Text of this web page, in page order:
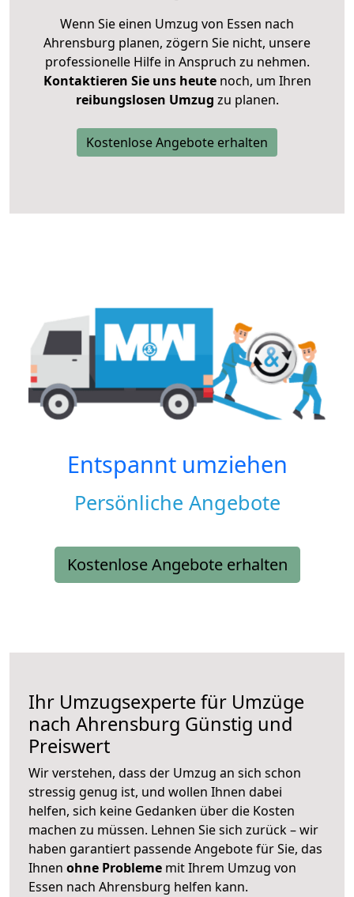
Wenn Sie einen Umzug von Essen nach
Ahrensburg planen, zögern Sie nicht, unsere
professionelle Hilfe in Anspruch zu nehmen.
Kontaktieren Sie uns heutenoch, um Ihren
reibungslosen Umzug zu planen.
Kostenlose Angebote erhalten
Entspannt umziehen
Persönliche Angebote
Kostenlose Angebote erhalten
Ihr Umzugsexperte für Umzüge
nach Ahrensburg Günstig und
Preiswert
Wir verstehen, dass der Umzug an sich schon
stressig genug ist, und wollen Ihnen dabei
helfen, sich keine Gedanken über die Kosten
machen zu müssen. Lehnen Sie sich zurück – wir
haben garantiert passende Angebote für Sie, das
Ihnen ohne Probleme mit Ihrem Umzug von
Essen nach Ahrensburg helfen kann.